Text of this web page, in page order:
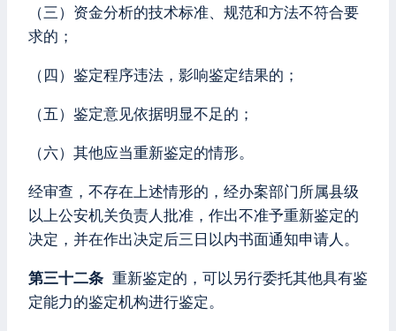
（三）资金分析的技术标准、规范和方法不符合要
求的；
（四）鉴定程序违法，影响鉴定结果的；
（五）鉴定意见依据明显不足的；
（六）其他应当重新鉴定的情形。
经审查，不存在上述情形的，经办案部门所属县级
以上公安机关负责人批准，作出不准予重新鉴定的
决定，并在作出决定后三日以内书面通知申请人。
第三十二条 重新鉴定的，可以另行委托其他具有鉴
定能力的鉴定机构进行鉴定。